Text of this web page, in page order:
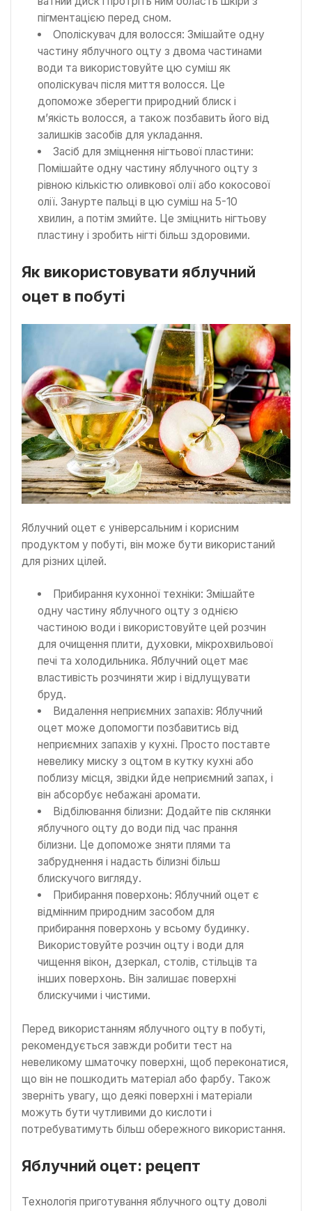
пігментацією перед сном.
Ополіскувач для волосся: Змішайте одну
частину яблучного оцту з двома частинами
води та використовуйте цю суміш як
ополіскувач після миття волосся. Це
допоможе зберегти природний блиск і
м’якість волосся, а також позбавить його від
залишків засобів для укладання.
Засіб для зміцнення нігтьової пластини:
Помішайте одну частину яблучного оцту з
рівною кількістю оливкової олії або кокосової
олії. Занурте пальці в цю суміш на 5-10
хвилин, а потім змийте. Це зміцнить нігтьову
пластину і зробить нігті більш здоровими.
Як використовувати яблучний
оцет в побуті
Яблучний оцет є універсальним і корисним
продуктом у побуті, він може бути використаний
для різних цілей.
Прибирання кухонної техніки: Змішайте
одну частину яблучного оцту з однією
частиною води і використовуйте цей розчин
для очищення плити, духовки, мікрохвильової
печі та холодильника. Яблучний оцет має
властивість розчиняти жир і відлущувати
бруд.
Видалення неприємних запахів: Яблучний
оцет може допомогти позбавитись від
неприємних запахів у кухні. Просто поставте
невелику миску з оцтом в кутку кухні або
поблизу місця, звідки йде неприємний запах, і
він абсорбує небажані аромати.
Відбілювання білизни: Додайте пів склянки
яблучного оцту до води під час прання
білизни. Це допоможе зняти плями та
забруднення і надасть білизні більш
блискучого вигляду.
Прибирання поверхонь: Яблучний оцет є
відмінним природним засобом для
прибирання поверхонь у всьому будинку.
Використовуйте розчин оцту і води для
чищення вікон, дзеркал, столів, стільців та
інших поверхонь. Він залишає поверхні
блискучими і чистими.
Перед використанням яблучного оцту в побуті,
рекомендується завжди робити тест на
невеликому шматочку поверхні, щоб переконатися,
що він не пошкодить матеріал або фарбу. Також
зверніть увагу, що деякі поверхні і матеріали
можуть бути чутливими до кислоти і
потребуватимуть більш обережного використання.
Яблучний оцет: рецепт
Технологія приготування яблучного оцту доволі